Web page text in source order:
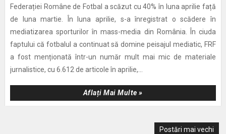
Federației Române de Fotbal a scăzut cu 40% în luna aprilie față
de luna martie. În luna aprilie, s-a înregistrat o scădere în
mediatizarea sporturilor în mass-media din România. În ciuda
faptului că fotbalul a continuat să domine peisajul mediatic, FRF
a fost menționată într-un număr mult mai mic de materiale
jurnalistice, cu 6.612 de articole în aprilie,...
Aflați Mai Multe »
Postări mai vechi